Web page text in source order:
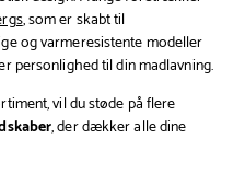
, som er skabt til
og varmeresistente modeller
personlighed til din madlavning.
vil du støde på flere
, der dækker alle dine